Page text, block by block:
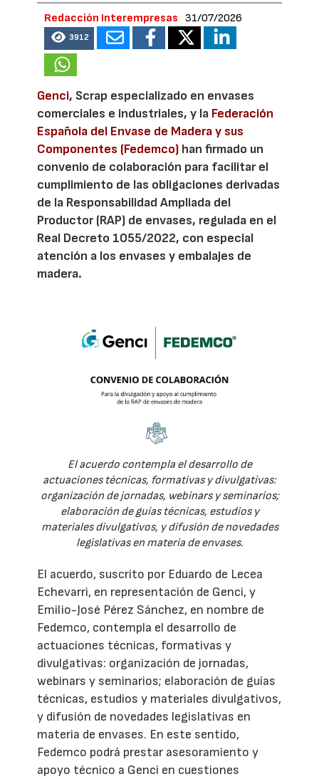
Redacción Interempresas 31/07/2026
3912
Genci, Scrap especializado en envases
comerciales e industriales, y la Federación
Española del Envase de Madera y sus
Componentes (Fedemco) han firmado un
convenio de colaboración para facilitar el
cumplimiento de las obligaciones derivadas
de la Responsabilidad Ampliada del
Productor (RAP) de envases, regulada en el
Real Decreto 1055/2022, con especial
atención a los envases y embalajes de
madera.
El acuerdo contempla el desarrollo de
actuaciones técnicas, formativas y divulgativas:
organización de jornadas, webinars y seminarios;
elaboración de guías técnicas, estudios y
materiales divulgativos, y difusión de novedades
legislativas en materia de envases.
El acuerdo, suscrito por Eduardo de Lecea
Echevarri, en representación de Genci, y
Emilio-José Pérez Sánchez, en nombre de
Fedemco, contempla el desarrollo de
actuaciones técnicas, formativas y
divulgativas: organización de jornadas,
webinars y seminarios; elaboración de guías
técnicas, estudios y materiales divulgativos,
y difusión de novedades legislativas en
materia de envases. En este sentido,
Fedemco podrá prestar asesoramiento y
apoyo técnico a Genci en cuestiones